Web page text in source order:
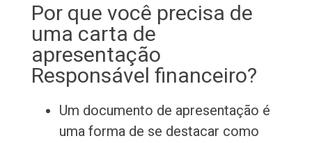
Por que você precisa de
uma carta de
apresentação
Responsável financeiro?
Um documento de apresentação é
uma forma de se destacar como